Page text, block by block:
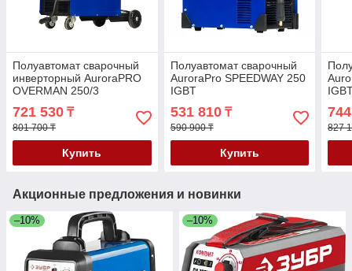
Полуавтомат сварочный
инверторный AuroraPRO
OVERMAN 250/3
721 530 ₸
801 700 ₸
Купить
Полуавтомат сварочный
AuroraPro SPEEDWAY 250
IGBT
531 810₸
590 900 ₸
Купить
827
Акционные предложения и новинки
–10% –10%